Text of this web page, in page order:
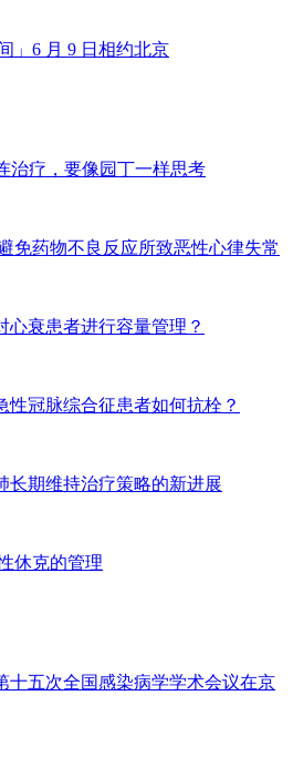
」6 月 9 日相约北京
治疗，要像园丁一样思考
免药物不良反应所致恶性心律失常
心衰患者进行容量管理？
性冠脉综合征患者如何抗栓？
长期维持治疗策略的新进展
休克的管理
十五次全国感染病学学术会议在京